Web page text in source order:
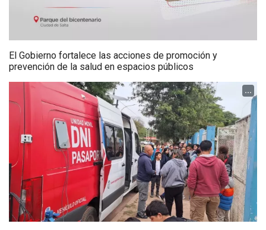
El Gobierno fortalece las acciones de promoción y
prevención de la salud en espacios públicos
...